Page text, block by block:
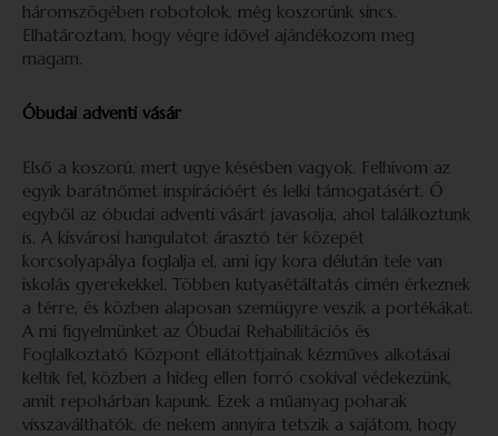
háromszögében robotolok, még koszorúnk sincs.
Elhatároztam, hogy végre idővel ajándékozom meg
magam.
Óbudai adventi vásár
Első a koszorú, mert ugye késésben vagyok. Felhívom az
egyik barátnőmet inspirációért és lelki támogatásért. Ő
egyből az óbudai adventi vásárt javasolja, ahol találkoztunk
is. A kisvárosi hangulatot árasztó tér közepét
korcsolyapálya foglalja el, ami így kora délután tele van
iskolás gyerekekkel. Többen kutyasétáltatás címén érkeznek
a térre, és közben alaposan szemügyre veszik a portékákat.
A mi figyelmünket az Óbudai Rehabilitációs és
Foglalkoztató Központ ellátottjainak kézműves alkotásai
keltik fel, közben a hideg ellen forró csokival védekezünk,
amit repohárban kapunk. Ezek a műanyag poharak
visszaválthatók, de nekem annyira tetszik a sajátom, hogy